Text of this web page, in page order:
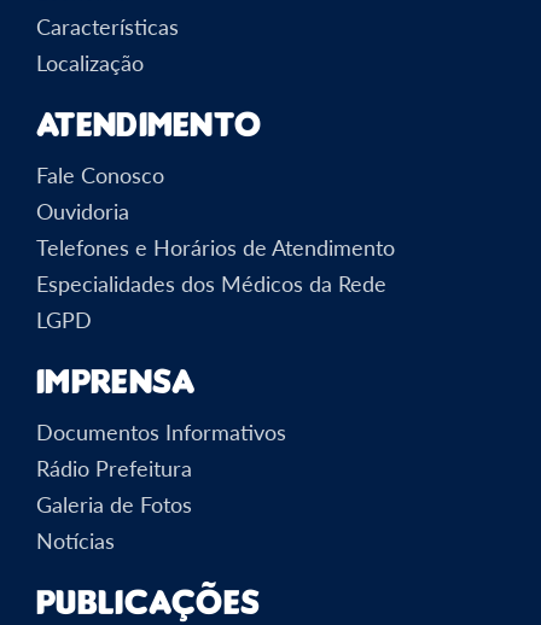
Características
Localização
Atendimento
Fale Conosco
Ouvidoria
Telefones e Horários de Atendimento
Especialidades dos Médicos da Rede
LGPD
Imprensa
Documentos Informativos
Rádio Prefeitura
Galeria de Fotos
Notícias
Publicações